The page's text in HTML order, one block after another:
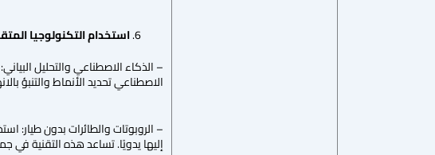
استخدام التكنولوجيا
– الذكاء الاصطناعي والتحليل
الاصطناعي تحديد الأنماط والتنبؤ
– الروبوتات والطائرات بدون طيار:
إليها يدويًا. تساعد هذه التقنية